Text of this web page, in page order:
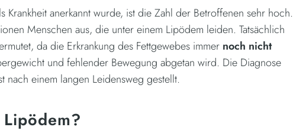
Krankheit anerkannt wurde, ist die Zahl der Betroffenen sehr hoch.
Menschen aus, die unter einem Lipödem leiden. Tatsächlich
da die Erkrankung des Fettgewebes immer noch nicht
und fehlender Bewegung abgetan wird. Die Diagnose
nach einem langen Leidensweg gestellt.